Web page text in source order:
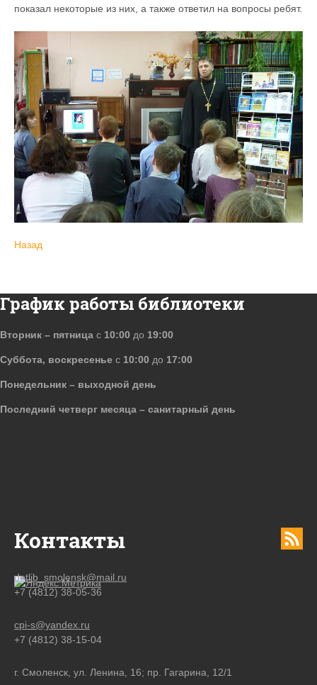
показал некоторые из них, а также ответил на вопросы ребят.
Назад
Контакты
detlib_smolensk@mail.ru
+7 (4812) 38-05-36
cpi-s@yandex.ru
+7 (4812) 38-15-04
г. Смоленск, ул. Ленина, 16; пр. Гагарина, 12/1
График работы библиотеки
Вторник – пятница с 10:00 до 19:00
Суббота, воскресенье с 10:00 до 17:00
Понедельник – выходной день
Последний четверг месяца – санитарный день